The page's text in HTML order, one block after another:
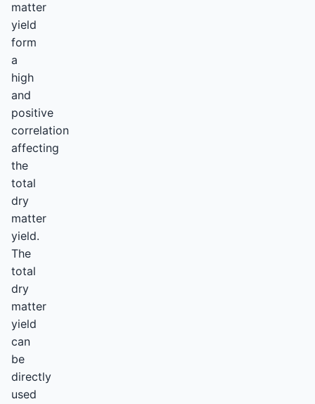
matter
yield
form
a
high
and
positive
correlation
affecting
the
total
dry
matter
yield.
The
total
dry
matter
yield
can
be
directly
used